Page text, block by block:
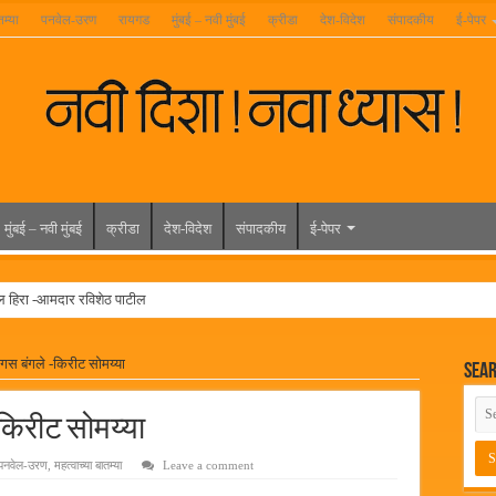
पनवेल-उरण रायगड मुंबई – नवी मुंबई क्रीडा देश-विदेश संपादकीय ई-पेपर
मुंबई – नवी मुंबई क्रीडा देश-विदेश संपादकीय ई-पेपर
-आमदार रविशेठ पाटील
मुख्य प्रशासकीय कार्यालयासह भव्य मूट कोर्टचे बुधवारी उद्घाटन
लोकनेते रामशेठ ठाकूर यांच्या उद्घाटन
बंगले -किरीट सोमय्या
सोमय्या
उरण महत्वाच्या बातम्या Leave a comment